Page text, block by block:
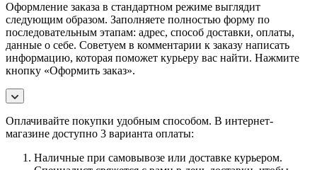
Оформление заказа в стандартном режиме выглядит
следующим образом. Заполняете полностью форму по
последовательным этапам: адрес, способ доставки, оплаты,
данные о себе. Советуем в комментарии к заказу написать
информацию, которая поможет курьеру вас найти. Нажмите
кнопку «Оформить заказ».
Оплачивайте покупки удобным способом. В интернет-
магазине доступно 3 варианта оплаты:
Наличные при самовывозе или доставке курьером.